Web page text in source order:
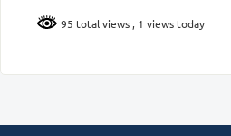
95 total views , 1 views today